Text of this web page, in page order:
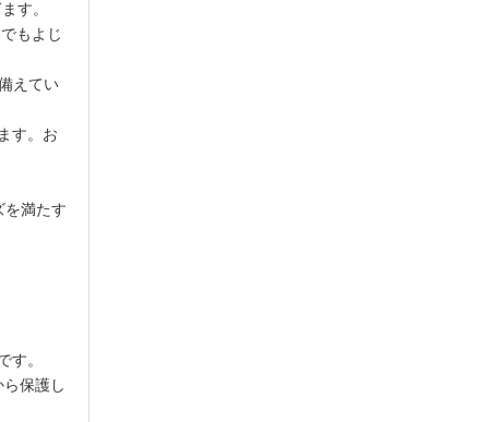
す。
もよじ
えてい
す。お
満たす
す。
保護し